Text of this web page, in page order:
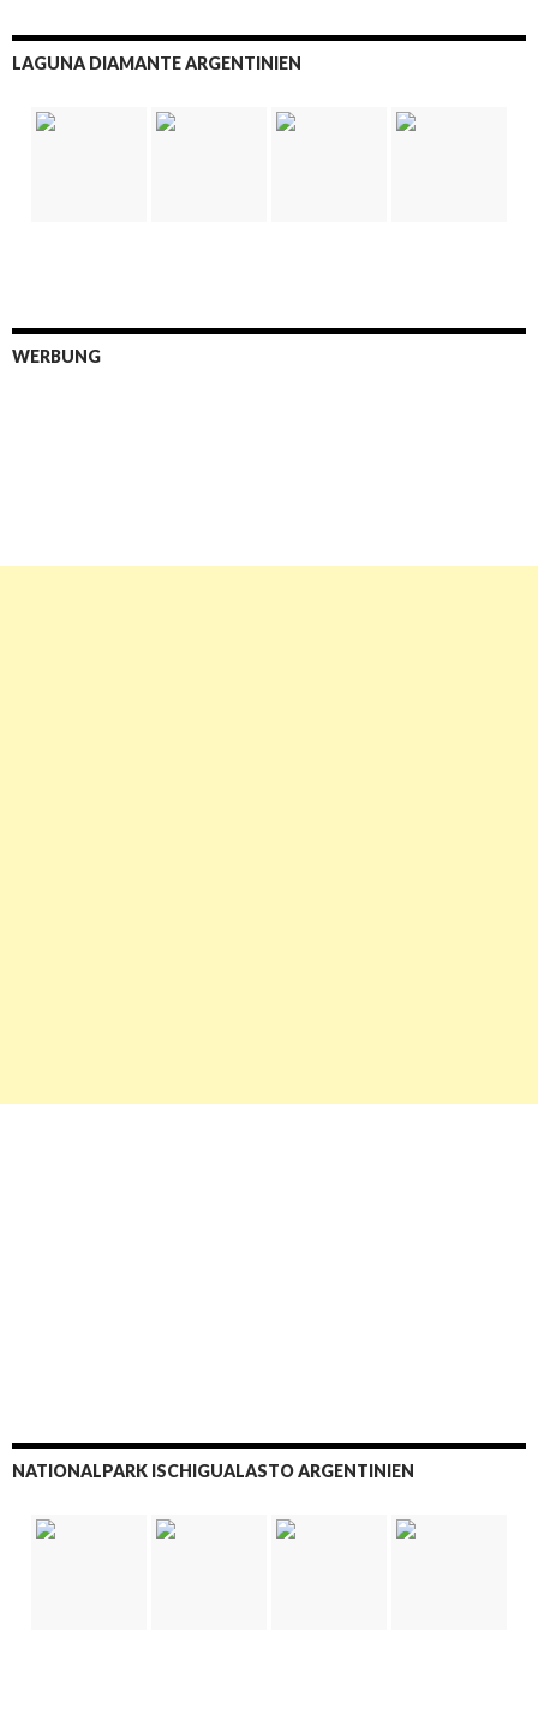
LAGUNA DIAMANTE ARGENTINIEN
WERBUNG
NATIONALPARK ISCHIGUALASTO ARGENTINIEN